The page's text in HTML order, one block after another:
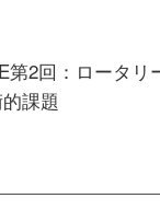
第2回：ロータリ
課題